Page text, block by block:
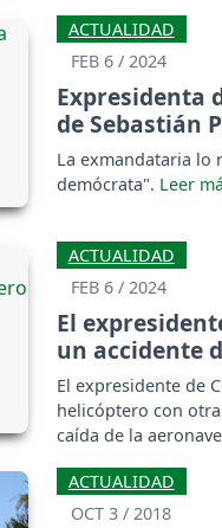
ACTUALIDAD
FEB 6 / 2024
Expresidenta
de Sebastián
La exmandataria lo
demócrata".
ACTUALIDAD
FEB 6 / 2024
El
un accidente
El expresidente de
helicóptero con
caída de la aeronave
ACTUALIDAD
OCT 3 / 2018